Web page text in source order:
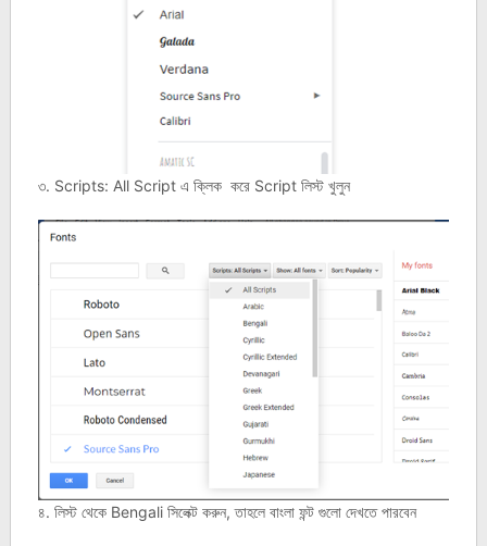
৩. Scripts: All Script এ ক্লিক করে Script লিস্ট খুলুন
৪. লিস্ট থেকে Bengali সিলেক্ট করুন, তাহলে বাংলা ফন্ট গুলো দেখতে পারবেন